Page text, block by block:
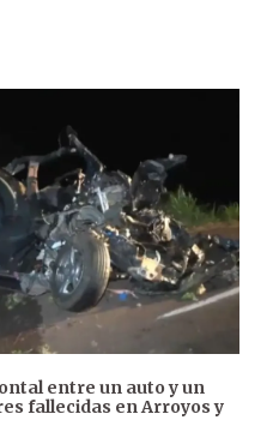
entre un auto y un
fallecidas en Arroyos y